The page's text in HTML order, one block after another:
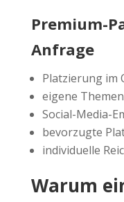
Premium-
Anfrage
Platzierung im
eigene
Social-Media-
bevorzugte
individuelle
Warum